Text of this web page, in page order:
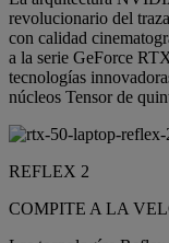
revolucionario del
con calidad
a la serie GeForce
tecnologías
núcleos Tensor de
REFLEX 2
COMPITE A LA